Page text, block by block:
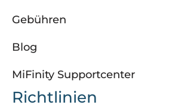
Gebühren
Blog
MiFinity Supportcenter
Richtlinien